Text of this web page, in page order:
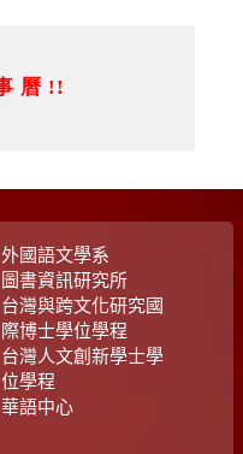
外國語文學系
圖書資訊研究所
台灣與跨文化研究國
際博士學位學程
台灣人文創新學士學
位學程
華語中心